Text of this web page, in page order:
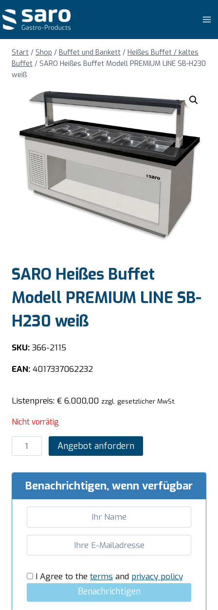
Inhalt
springen
Start / Shop / Buffet und Bankett / Heißes Buffet / kaltes
Buffet / SARO Heißes Buffet Modell PREMIUM LINE SB-H230
weiß
SARO Heißes Buffet
Modell PREMIUM LINE SB-
H230 weiß
SKU: 366-2115
EAN: 4017337062232
Listenpreis: € 6.000,00 zzgl. gesetzlicher MwSt.
Nicht vorrätig
SARO
Heißes
Modell
LINE
H230
Angebot anfordern
Benachrichtigen, wenn verfügbar
I Agree to the terms and privacy policy
Benachrichtigen